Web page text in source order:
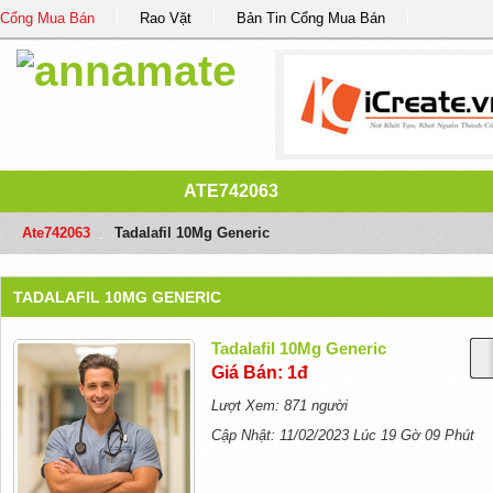
Cổng Mua Bán Rao Vặt Bản Tin Cổng Mua Bán
ATE742063
Ate742063 Tadalafil 10Mg Generic
TADALAFIL 10MG GENERIC
Tadalafil 10Mg Generic
Giá Bán: 1đ
Lượt Xem: 871 người
Cập Nhật: 11/02/2023 Lúc 19 Gờ 09 Phút